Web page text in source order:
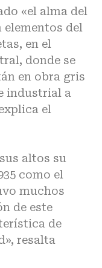
«el alma del
elementos del
en el
donde se
en obra gris
industrial a
el
altos su
como el
muchos
de este
de
resalta